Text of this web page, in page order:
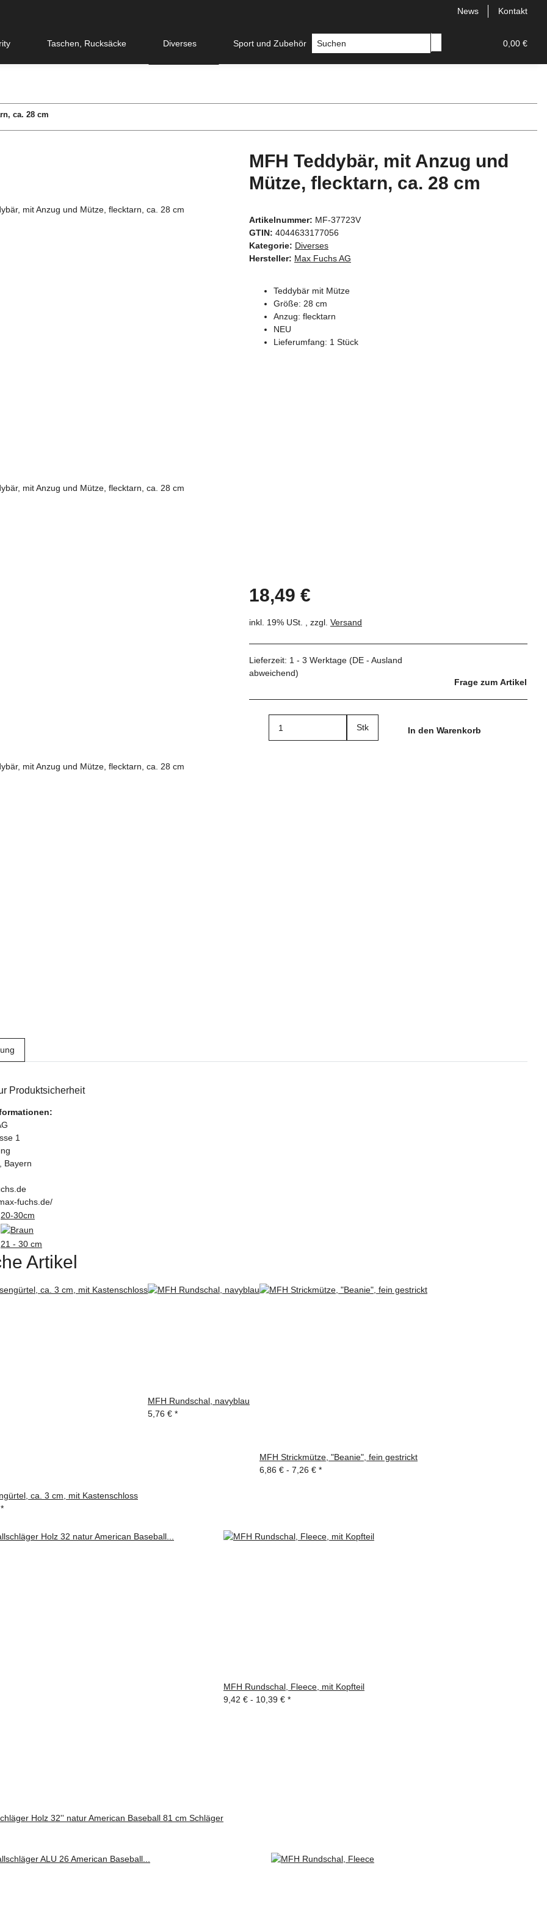
News Kontakt
0,00 €
Taschen, Rucksäcke Diverses Sport und Zubehör Messer
ca. 28 cm
MFH Teddybär, mit Anzug und
Mütze, flecktarn, ca. 28 cm
Artikelnummer: MF-37723V
GTIN: 4044633177056
Kategorie: Diverses
Hersteller: Max Fuchs AG
Teddybär mit Mütze
Größe: 28 cm
Anzug: flecktarn
NEU
Lieferumfang: 1 Stück
18,49 €
inkl. 19% USt. , zzgl. Versand
Lieferzeit: 1 - 3 Werktage (DE - Ausland
abweichend)
Frage zum Artikel
Stk In den Warenkorb
Produktsicherheit
1
Bayern
fuchs.de/
20-30cm
21 - 30 cm
Artikel
ca. 3 cm, mit Kastenschloss
*
MFH Rundschal, navyblau
5,76 € *
MFH Strickmütze, "Beanie", fein gestrickt
6,86 € - 7,26 € *
Holz 32'' natur American Baseball 81 cm Schläger
MFH Rundschal, Fleece, mit Kopfteil
9,42 € - 10,39 € *